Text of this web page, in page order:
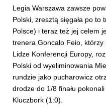
Legia Warszawa zawsze
Polski, zresztą sięgała po
Polsce) i teraz też jej celem
trenera Goncalo Feio, którzy
Lidze Konferencji Europy,
Polski od wyeliminowania
rundzie jako pucharowicz
drodze do 1/8 finału
Kluczbork (1:0).